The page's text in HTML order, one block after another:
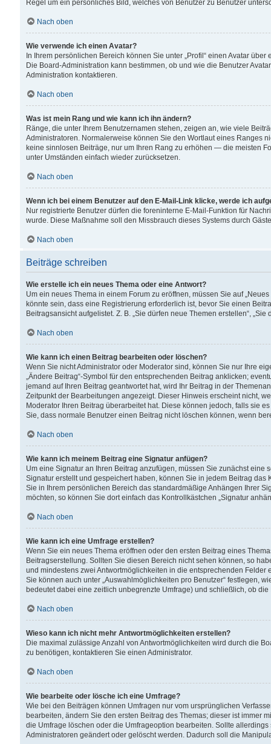
Regel um ein persönliches Bild, welches von Benutzer zu Benutzer
Nach oben
Wie verwende ich einen Avatar?
In Ihrem persönlichen Bereich können Sie unter „Profil“ einen Avatar
Die Board-Administration kann bestimmen, ob und wie die Benutzer
Administration kontaktieren.
Nach oben
Was ist mein Rang und wie kann ich ihn ändern?
Ränge, die unter Ihrem Benutzernamen stehen, zeigen an, wie viele
Administratoren. Normalerweise können Sie den Wortlaut eines Ranges
keine sinnlosen Beiträge, nur um Ihren Rang zu erhöhen — die meisten
unter Umständen einfach wieder zurücksetzen.
Nach oben
Wenn ich bei einem Benutzer auf den E-Mail-Link klicke, werde ich
Nur registrierte Benutzer dürfen die foreninterne E-Mail-Funktion für
wurde. Diese Maßnahme soll den Missbrauch dieses Systems durch
Nach oben
Beiträge schreiben
Wie erstelle ich ein neues Thema oder eine Antwort?
Um ein neues Thema in einem Forum zu eröffnen, müssen Sie auf
könnte sein, dass eine Registrierung erforderlich ist, bevor Sie einen
Beitragsansicht aufgelistet. Z. B. „Sie dürfen neue Themen erstellen“,
Nach oben
Wie kann ich einen Beitrag bearbeiten oder löschen?
Wenn Sie nicht Administrator oder Moderator sind, können Sie nur Ihre
„Ändere Beitrag“-Symbol für den entsprechenden Beitrag anklicken;
jemand auf Ihren Beitrag geantwortet hat, wird Ihr Beitrag in der
Zeitpunkt der Bearbeitungen angezeigt. Dieser Hinweis erscheint nicht,
Moderator Ihren Beitrag überarbeitet hat. Diese können jedoch, falls sie
Sie, dass normale Benutzer einen Beitrag nicht löschen können, wenn
Nach oben
Wie kann ich meinem Beitrag eine Signatur anfügen?
Um eine Signatur an Ihren Beitrag anzufügen, müssen Sie zunächst
Signatur erstellt und gespeichert haben, können Sie in jedem Beitrag
Sie in Ihrem persönlichen Bereich das standardmäßige Anhängen Ihrer
möchten, so können Sie dort einfach das Kontrollkästchen „Signatur
Nach oben
Wie kann ich eine Umfrage erstellen?
Wenn Sie ein neues Thema eröffnen oder den ersten Beitrag eines
Beitragserstellung. Sollten Sie diesen Bereich nicht sehen können, so
und mindestens zwei Antwortmöglichkeiten in die entsprechenden
Sie können auch unter „Auswahlmöglichkeiten pro Benutzer“ festlegen,
bedeutet dabei eine zeitlich unbegrenzte Umfrage) und schließlich, ob
Nach oben
Wieso kann ich nicht mehr Antwortmöglichkeiten erstellen?
Die maximal zulässige Anzahl von Antwortmöglichkeiten wird durch die
zu benötigen, kontaktieren Sie einen Administrator.
Nach oben
Wie bearbeite oder lösche ich eine Umfrage?
Wie bei den Beiträgen können Umfragen nur vom ursprünglichen
bearbeiten, ändern Sie den ersten Beitrag des Themas; dieser ist immer
die Umfrage löschen oder die Umfrageoption bearbeiten. Sollte
Administratoren geändert oder gelöscht werden. Dadurch soll die